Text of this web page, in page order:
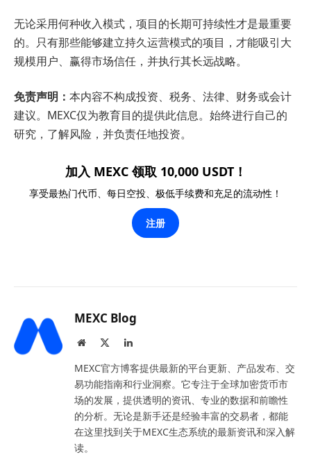
无论采用何种收入模式，项目的长期可持续性才是最重要
的。只有那些能够建立持久运营模式的项目，才能吸引大
规模用户、赢得市场信任，并执行其长远战略。
免责声明： 本内容不构成投资、税务、法律、财务或会计
建议。MEXC仅为教育目的提供此信息。始终进行自己的
研究，了解风险，并负责任地投资。
加入 MEXC 领取 10,000 USDT！
享受最热门代币、每日空投、极低手续费和充足的流动性！
注册
MEXC Blog
Website LinkedIn
MEXC官方博客提供最新的平台更新、产品发布、交
易功能指南和行业洞察。它专注于全球加密货币市
场的发展，提供透明的资讯、专业的数据和前瞻性
的分析。无论是新手还是经验丰富的交易者，都能
在这里找到关于MEXC生态系统的最新资讯和深入解
读。